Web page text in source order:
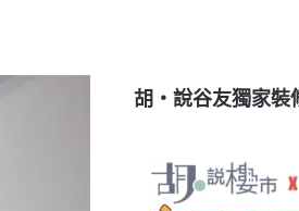
胡‧說谷友獨家裝